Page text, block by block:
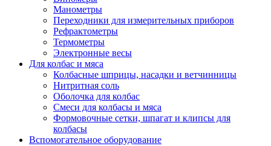
Манометры
Переходники для измерительных приборов
Рефрактометры
Термометры
Электронные весы
Для колбас и мяса
Колбасные шприцы, насадки и ветчинницы
Нитритная соль
Оболочка для колбас
Смеси для колбасы и мяса
Формовочные сетки, шпагат и клипсы для
колбасы
Вспомогательное оборудование